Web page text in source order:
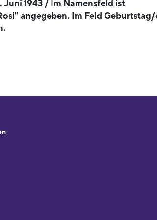
1943 / Im Namensfeld ist
angegeben. Im Feld